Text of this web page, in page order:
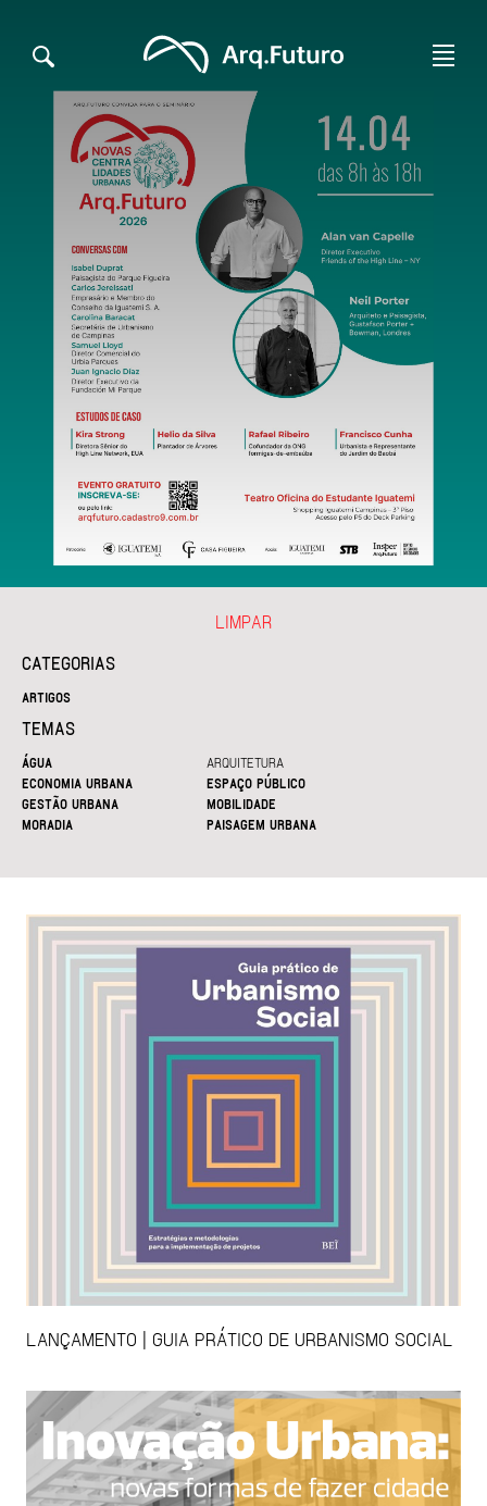
CATEGORIAS
ARTIGOS
TEMAS
ÁGUA
ARQUITETURA
ECONOMIA URBANA
ESPAÇO PÚBLICO
GESTÃO URBANA
MOBILIDADE
MORADIA
PAISAGEM URBANA
LIMPAR
LANÇAMENTO | GUIA PRÁTICO DE URBANISMO SOCIAL